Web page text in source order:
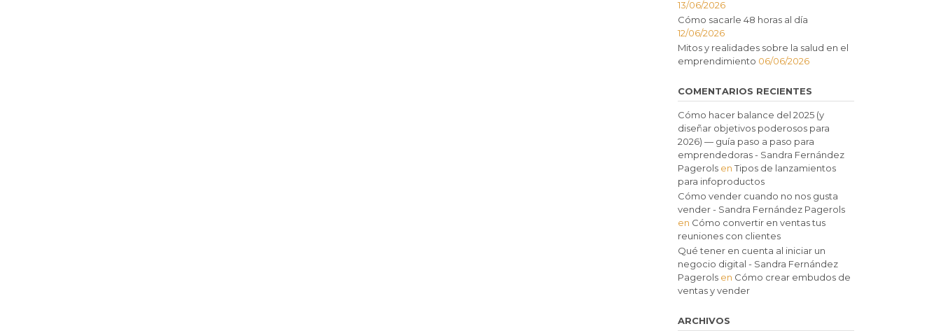
13/06/2026
Cómo sacarle 48 horas al día
12/06/2026
Mitos y realidades sobre la salud en el
emprendimiento 06/06/2026
COMENTARIOS RECIENTES
Cómo hacer balance del 2025 (y
diseñar objetivos poderosos para
2026) — guía paso a paso para
emprendedoras - Sandra Fernández
PagerolsenTipos de lanzamientos
para infoproductos
Cómo vender cuando no nos gusta
vender - Sandra Fernández Pagerols
en Cómo convertir en ventas tus
reuniones con clientes
Qué tener en cuenta al iniciar un
negocio digital - Sandra Fernández
Pagerolsen Cómo crear embudos de
ventas y vender
ARCHIVOS